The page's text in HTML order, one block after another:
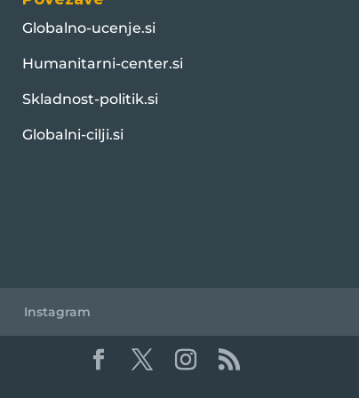
Globalno-ucenje.si
Humanitarni-center.si
Skladnost-politik.si
Globalni-cilji.si
Instagram